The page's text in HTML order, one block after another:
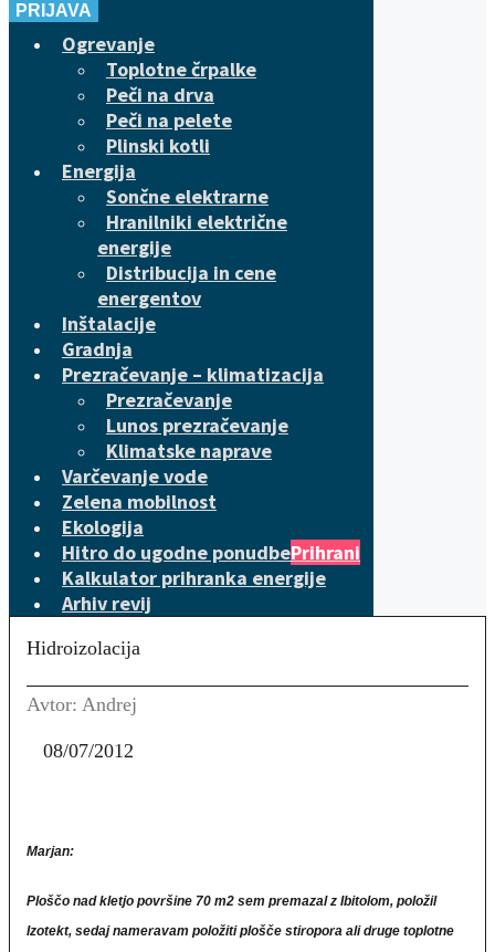
PRIJAVA
Ogrevanje
Toplotne črpalke
Peči na drva
Peči na pelete
Plinski kotli
Energija
Sončne elektrarne
Hranilniki električne
energije
Distribucija in cene
energentov
Inštalacije
Gradnja
Prezračevanje – klimatizacija
Prezračevanje
Lunos prezračevanje
Klimatske naprave
Varčevanje vode
Zelena mobilnost
Ekologija
Hitro do ugodne ponudbePrihrani
Kalkulator prihranka energije
Arhiv revij
Hidroizolacija
Avtor: Andrej
08/07/2012
Marjan:
Ploščo nad kletjo površine 70 m2 sem premazal z Ibitolom, položil
Izotekt, sedaj nameravam položiti plošče stiropora ali druge toplotne